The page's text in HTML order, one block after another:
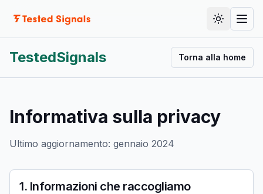
Cambia
TestedSignals Torna alla home
Informativa sulla privacy
Ultimo aggiornamento: gennaio 2024
1. Informazioni che raccogliamo